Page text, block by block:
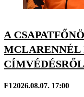
A
CÍMVÉDÉSRŐL
F12026.08.07. 17:00